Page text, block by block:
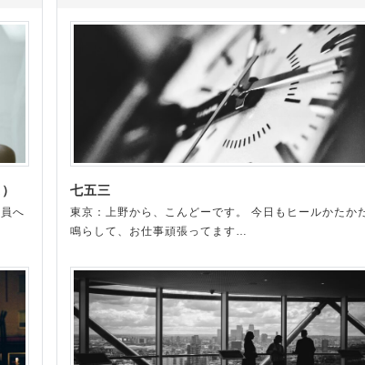
へ
七五三
東京：上野から、こんどーです。 今日もヒールかたか
鳴らして、お仕事頑張ってます…